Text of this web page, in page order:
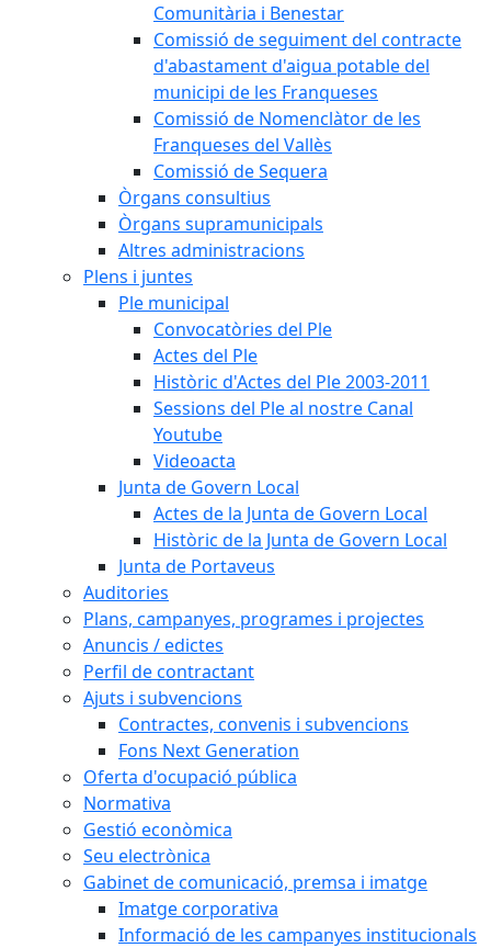
Comunitària i Benestar
Comissió de seguiment del contracte
d'abastament d'aigua potable del
municipi de les Franqueses
Comissió de Nomenclàtor de les
Franqueses del Vallès
Comissió de Sequera
Òrgans consultius
Òrgans supramunicipals
Altres administracions
Plens i juntes
Ple municipal
Convocatòries del Ple
Actes del Ple
Històric d'Actes del Ple 2003-2011
Sessions del Ple al nostre Canal
Youtube
Videoacta
Junta de Govern Local
Actes de la Junta de Govern Local
Històric de la Junta de Govern Local
Junta de Portaveus
Auditories
Plans, campanyes, programes i projectes
Anuncis / edictes
Perfil de contractant
Ajuts i subvencions
Contractes, convenis i subvencions
Fons Next Generation
Oferta d'ocupació pública
Normativa
Gestió econòmica
Seu electrònica
Gabinet de comunicació, premsa i imatge
Imatge corporativa
Informació de les campanyes institucionals